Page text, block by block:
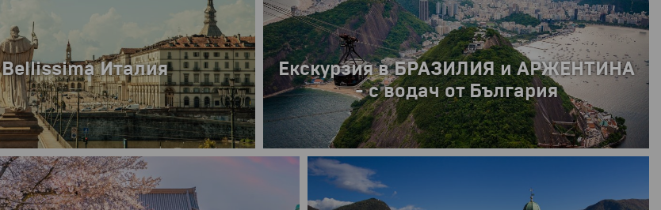
Bellissima Италия
Екскурзия в БРАЗИЛИЯ и АРЖЕНТИНА
- с водач от България
12.10.2026 г.